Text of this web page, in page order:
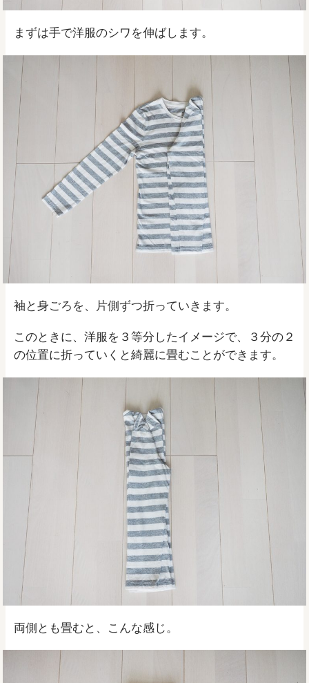
まずは手で洋服のシワを伸ばします。
袖と身ごろを、片側ずつ折っていきます。
このときに、洋服を３等分したイメージで、３分の２
の位置に折っていくと綺麗に畳むことができます。
両側とも畳むと、こんな感じ。